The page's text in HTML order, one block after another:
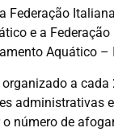
Federação
e a
Aquático –
organizado a
administrativas
número de